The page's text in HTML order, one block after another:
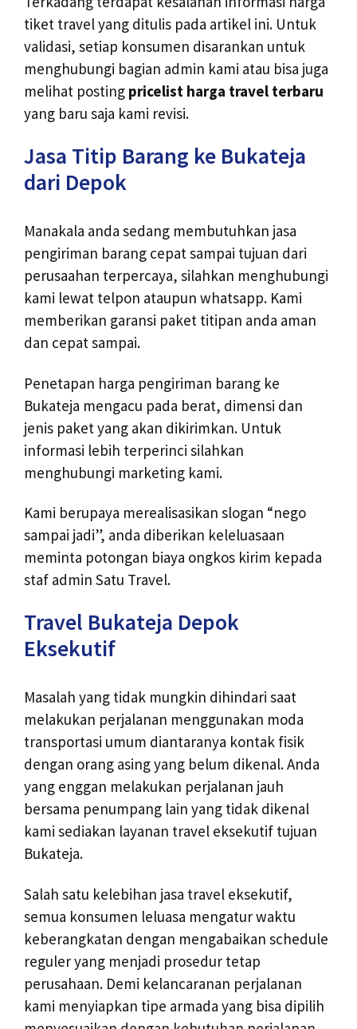
tiket travel yang ditulis pada artikel ini. Untuk
validasi, setiap konsumen disarankan untuk
menghubungi bagian admin kami atau bisa juga
melihat posting pricelist harga travel terbaru
yang baru saja kami revisi.
Jasa Titip Barang ke Bukateja
dari Depok
Manakala anda sedang membutuhkan jasa
pengiriman barang cepat sampai tujuan dari
perusaahan terpercaya, silahkan menghubungi
kami lewat telpon ataupun whatsapp. Kami
memberikan garansi paket titipan anda aman
dan cepat sampai.
Penetapan harga pengiriman barang ke
Bukateja mengacu pada berat, dimensi dan
jenis paket yang akan dikirimkan. Untuk
informasi lebih terperinci silahkan
menghubungi marketing kami.
Kami berupaya merealisasikan slogan “nego
sampai jadi”, anda diberikan keleluasaan
meminta potongan biaya ongkos kirim kepada
staf admin Satu Travel.
Travel Bukateja Depok
Eksekutif
Masalah yang tidak mungkin dihindari saat
melakukan perjalanan menggunakan moda
transportasi umum diantaranya kontak fisik
dengan orang asing yang belum dikenal. Anda
yang enggan melakukan perjalanan jauh
bersama penumpang lain yang tidak dikenal
kami sediakan layanan travel eksekutif tujuan
Bukateja.
Salah satu kelebihan jasa travel eksekutif,
semua konsumen leluasa mengatur waktu
keberangkatan dengan mengabaikan schedule
reguler yang menjadi prosedur tetap
perusahaan. Demi kelancaranan perjalanan
kami menyiapkan tipe armada yang bisa dipilih